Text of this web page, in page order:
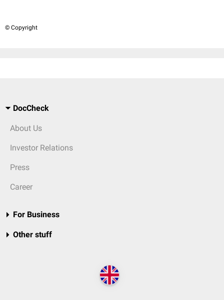
© Copyright
DocCheck
About Us
Investor Relations
Press
Career
For Business
Other stuff